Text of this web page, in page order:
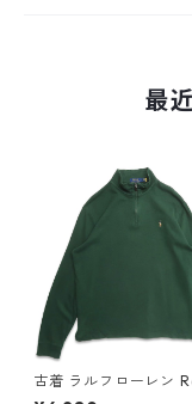
最
古着 ラルフローレン
uren スウェットプルオ